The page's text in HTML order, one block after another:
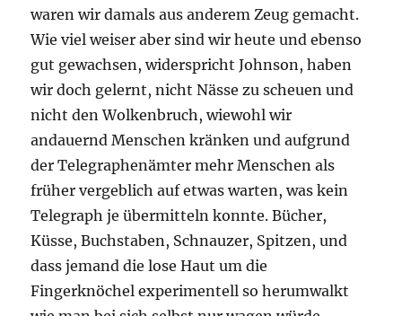
waren wir damals aus anderem Zeug gemacht.
Wie viel weiser aber sind wir heute und ebenso
gut gewachsen, widerspricht Johnson, haben
wir doch gelernt, nicht Nässe zu scheuen und
nicht den Wolkenbruch, wiewohl wir
andauernd Menschen kränken und aufgrund
der Telegraphenämter mehr Menschen als
früher vergeblich auf etwas warten, was kein
Telegraph je übermitteln konnte. Bücher,
Küsse, Buchstaben, Schnauzer, Spitzen, und
dass jemand die lose Haut um die
Fingerknöchel experimentell so herumwalkt